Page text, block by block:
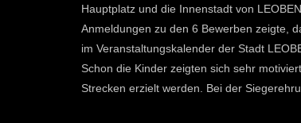
Hauptplatz und die Innenstadt von
Anmeldungen zu den 6 Bewerben zeigte,
im Veranstaltungskalender der Stadt
Schon die Kinder zeigten sich sehr
Strecken erzielt werden. Bei der